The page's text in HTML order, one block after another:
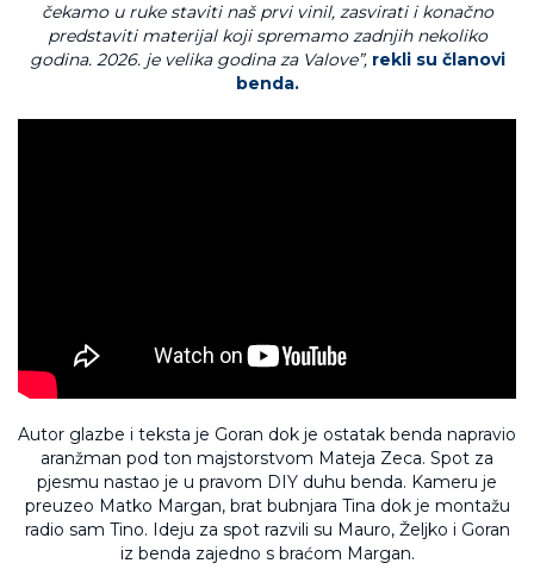
čekamo u ruke staviti naš prvi vinil, zasvirati i konačno
predstaviti materijal koji spremamo zadnjih nekoliko
godina. 2026. je velika godina za Valove”, rekli su članovi
benda.
Autor glazbe i teksta je Goran dok je ostatak benda napravio
aranžman pod ton majstorstvom Mateja Zeca. Spot za
pjesmu nastao je u pravom DIY duhu benda. Kameru je
preuzeo Matko Margan, brat bubnjara Tina dok je montažu
radio sam Tino. Ideju za spot razvili su Mauro, Željko i Goran
iz benda zajedno s braćom Margan.